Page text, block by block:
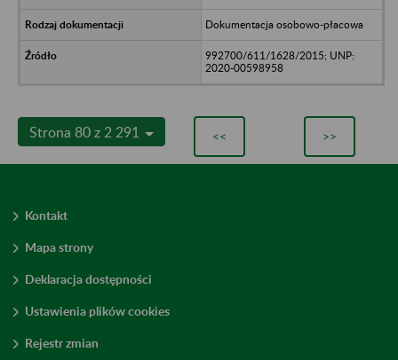
Dokumentacja osobowo-płacowa
992700/611/1628/2015; UNP:
2020-00598958
Strona 80 z 2 291 << >>
Kontakt
Mapa strony
Deklaracja dostępności
Ustawienia plików cookies
Rejestr zmian